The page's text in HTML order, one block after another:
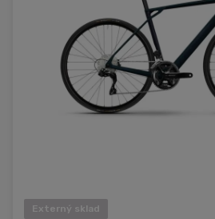
Externý sklad